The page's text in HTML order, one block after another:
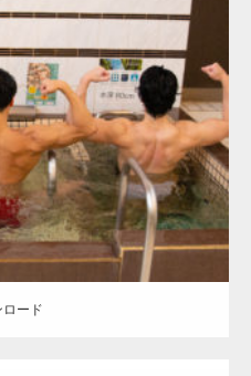
2023.02.11
細マッチョ) SOSUKE
YOSHI
口 (埼玉)
ロード